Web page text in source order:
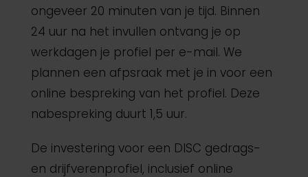
ongeveer 20 minuten van je tijd. Binnen
24 uur na het invullen ontvang je op
werkdagen je profiel per e-mail. We
plannen een afpsraak met je in voor een
online bespreking van het profiel. Deze
nabespreking duurt 1,5 uur.
De investering voor een DISC gedrags-
en drijfverenprofiel, inclusief online